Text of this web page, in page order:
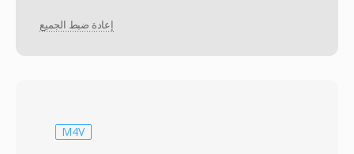
إعادة ضبط الجميع
M4V